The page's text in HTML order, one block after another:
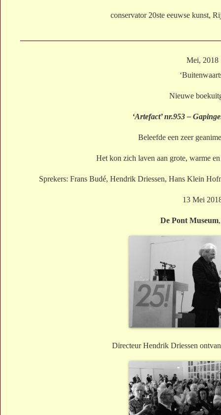
conservator 20ste eeuwse kunst,
Mei, 2018
Nieuwe
‘Artefact’ nr.953 –
Beleefde een zeer
Het kon zich laven aan grote, warme
Sprekers: Frans Budé, Hendrik Driessen, Hans Klein
13 Mei
De Pont Museum
Directeur Hendrik Driessen